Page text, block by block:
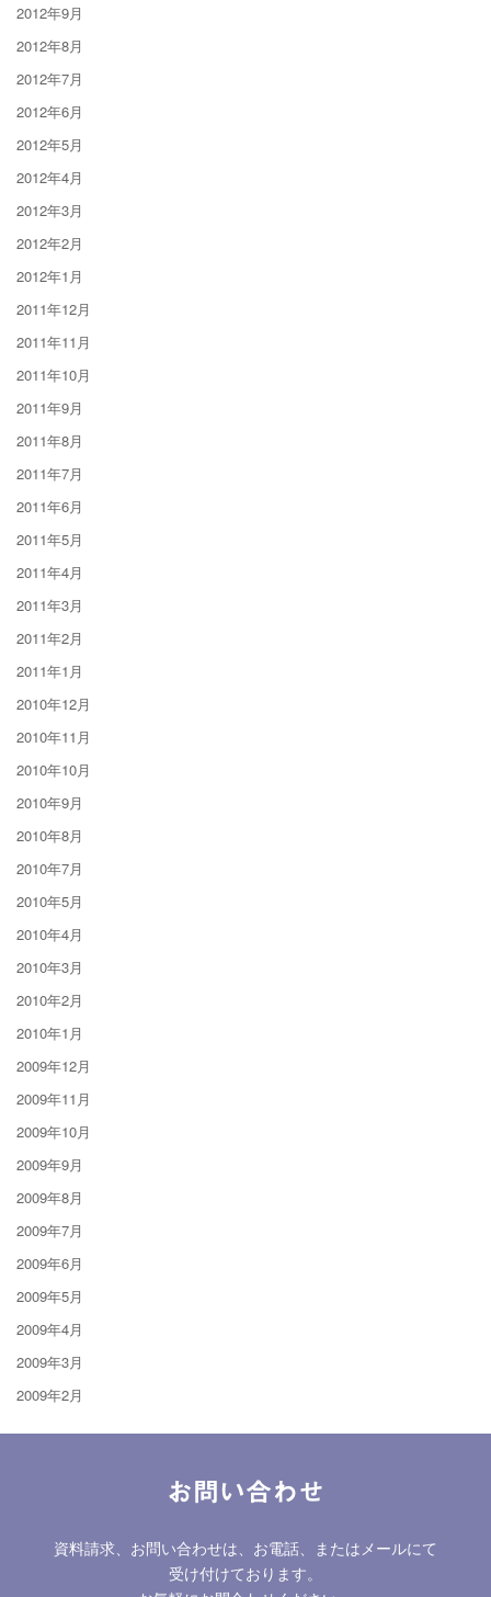
2012年9月
2012年8月
2012年7月
2012年6月
2012年5月
2012年4月
2012年3月
2012年2月
2012年1月
2011年12月
2011年11月
2011年10月
2011年9月
2011年8月
2011年7月
2011年6月
2011年5月
2011年4月
2011年3月
2011年2月
2011年1月
2010年12月
2010年11月
2010年10月
2010年9月
2010年8月
2010年7月
2010年5月
2010年4月
2010年3月
2010年2月
2010年1月
2009年12月
2009年11月
2009年10月
2009年9月
2009年8月
2009年7月
2009年6月
2009年5月
2009年4月
2009年3月
2009年2月
お問い合わせ
資料請求、お問い合わせは、お電話、またはメールにて
受け付けております。